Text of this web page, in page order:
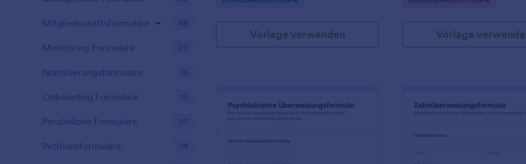
in Jotform sauber dokumentiert bleibt.
Vorlage verwenden
können.
Vorlage
Mitgliedschaftsformulare 48
Monitoring Formulare 23
Nominierungsformulare 14
Onboarding Formulare 13
Persönliche Formulare 27
Petitionsformulare 74